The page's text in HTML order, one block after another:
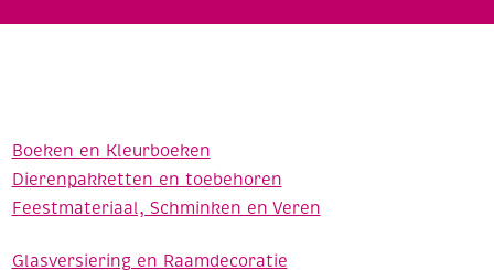
Boeken en Kleurboeken
Dierenpakketten en toebehoren
Feestmateriaal, Schminken en Veren
Glasversiering en Raamdecoratie